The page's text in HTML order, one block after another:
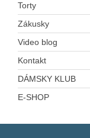
Torty
Zákusky
Video blog
Kontakt
DÁMSKY KLUB
E-SHOP